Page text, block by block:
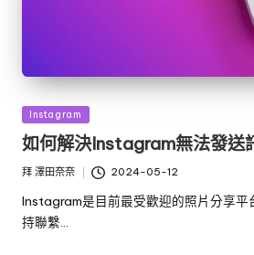
發
佈
於
Instagram
如何解決Instagram無法發送
發
者
拜 澤田奈奈 2024-05-12
Instagram是目前最受歡迎的照片分享平
持聯繫…